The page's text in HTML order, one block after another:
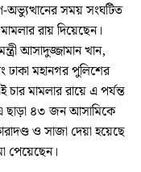
অভ্যুত্থানের সময় সংঘটিত
রায় দিয়েছেন।
আসাদুজ্জামান খান,
মহানগর পুলিশের
মামলার রায়ে এ পর্যন্ত
ছাড়া ৪৩ জন আসামিকে
ও সাজা দেয়া হয়েছে
পেয়েছেন।